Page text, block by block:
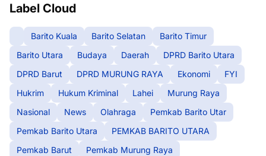
Label Cloud
Barito Kuala Barito Selatan
Barito Timur
Barito Utara
Budaya Daerah
DPRD Barito Utara
DPRD Barut
DPRD MURUNG RAYA Ekonomi
FYI
Hukrim
Hukum Kriminal Lahei
Murung Raya
Nasional
News Olahraga
Pemkab Barito Utar
Pemkab Barito Utara
PEMKAB BARITO UTARA
Pemkab Barut
Pemkab Murung Raya